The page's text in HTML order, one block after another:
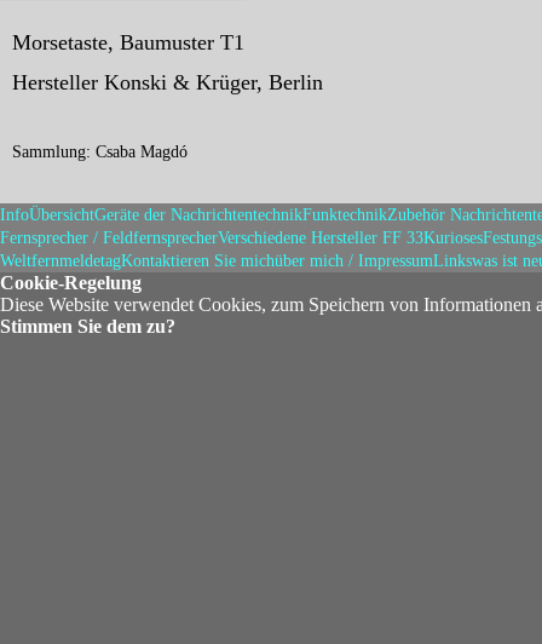
Morsetaste, Baumuster T1
Hersteller Konski & Krüger, Berlin
Sammlung: Csaba Magdó
InfoÜbersichtGeräte der NachrichtentechnikFunktechnikZubehör
Fernsprecher / FeldfernsprecherVerschiedene Hersteller FF 33Kurioses
WeltfernmeldetagKontaktieren Sie michüber mich / ImpressumLinkswas ist
Cookie-Regelung
Diese Website verwendet Cookies, zum Speichern von Informationen
Stimmen Sie dem zu?